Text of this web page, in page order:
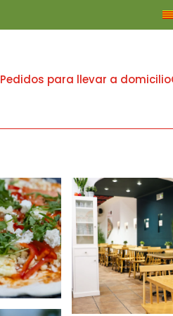
Pedidos para llevar a domicilio
+